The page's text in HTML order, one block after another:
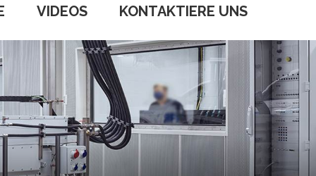
VIDEOS KONTAKTIERE UNS